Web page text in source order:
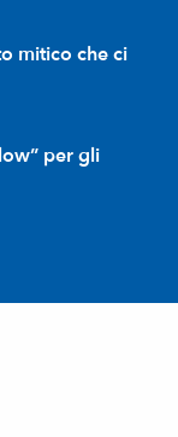
mitico che ci
per gli